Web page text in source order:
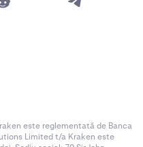
este reglementată de Banca
Limited t/a Kraken este